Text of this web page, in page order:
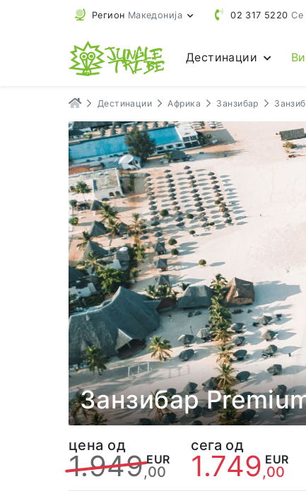
Регион Македонија 02 317 5220 Се
Дестинации
Дестинации Африка Занзибар
Занзибар
цена од
1.949 EUR
,00
сега од
1.749 EUR
,00